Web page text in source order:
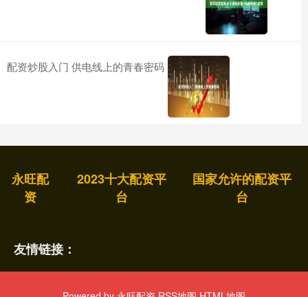
配资炒股入门 供电线上的青春密码
永旺配
资
2023十大配资平
台
国家允许的配资平
台
友情链接：